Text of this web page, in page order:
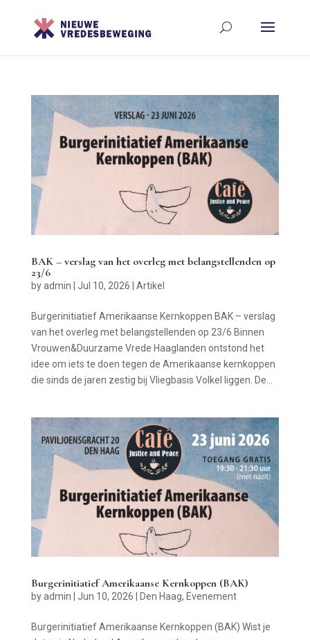
BAK – verslag van het overleg met belangstellenden op
23/6
byadmin | Jul 10, 2026 | Artikel
Burgerinitiatief Amerikaanse Kernkoppen BAK – verslag
van het overleg met belangstellenden op 23/6 Binnen
Vrouwen&Duurzame Vrede Haaglanden ontstond het
idee om iets te doen tegen de Amerikaanse kernkoppen
die sinds de jaren zestig bij Vliegbasis Volkel liggen. De...
Burgerinitiatief Amerikaanse Kernkoppen (BAK)
byadmin Jun 10, 2026 Den Haag, Evenement
Burgerinitiatief Amerikaanse Kernkoppen (BAK) Wist je